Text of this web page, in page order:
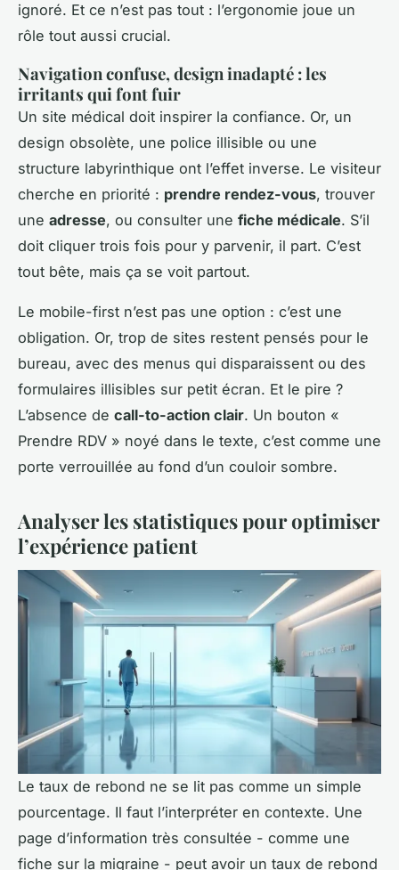
ignoré. Et ce n’est pas tout : l’ergonomie joue un
rôle tout aussi crucial.
Navigation confuse, design inadapté : les
irritants qui font fuir
Un site médical doit inspirer la confiance. Or, un
design obsolète, une police illisible ou une
structure labyrinthique ont l’effet inverse. Le visiteur
cherche en priorité : prendre rendez-vous, trouver
une adresse, ou consulter une fiche médicale. S’il
doit cliquer trois fois pour y parvenir, il part. C’est
tout bête, mais ça se voit partout.
Le mobile-first n’est pas une option : c’est une
obligation. Or, trop de sites restent pensés pour le
bureau, avec des menus qui disparaissent ou des
formulaires illisibles sur petit écran. Et le pire ?
L’absence de call-to-action clair. Un bouton «
Prendre RDV » noyé dans le texte, c’est comme une
porte verrouillée au fond d’un couloir sombre.
Analyser les statistiques pour optimiser
l’expérience patient
Le taux de rebond ne se lit pas comme un simple
pourcentage. Il faut l’interpréter en contexte. Une
page d’information très consultée - comme une
fiche sur la migraine - peut avoir un taux de rebond